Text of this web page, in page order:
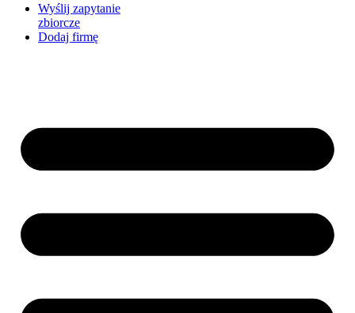
Wyślij zapytanie
zbiorcze
Dodaj firmę